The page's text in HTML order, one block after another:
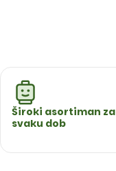
Široki asortiman za
svaku dob